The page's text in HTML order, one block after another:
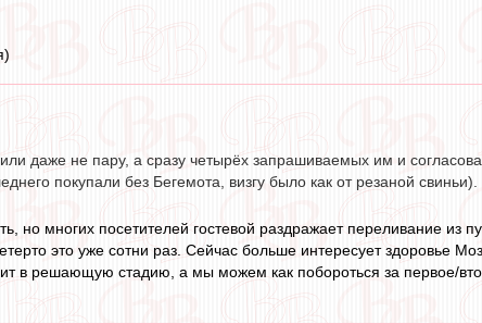
даже не пару, а сразу четырёх запрашиваемых им и
покупали без Бегемота, визгу было как от резаной свиньи).
но многих посетителей гостевой раздражает переливание из
это уже сотни раз. Сейчас больше интересует здоровье
в решающую стадию, а мы можем как побороться за первое/